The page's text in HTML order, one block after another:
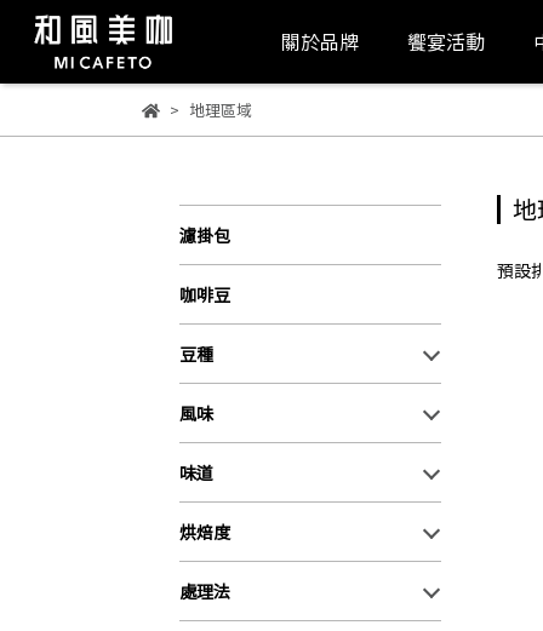
關於品牌 饗宴活動
地理區域
濾掛包
咖啡豆
豆種
風味
味道
烘焙度
處理法
預設